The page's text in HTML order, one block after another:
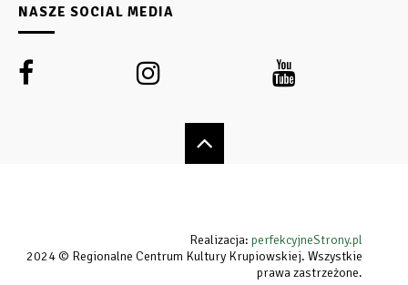
NASZE SOCIAL MEDIA
Realizacja: perfekcyjneStrony.pl
2024 © Regionalne Centrum Kultury Krupiowskiej. Wszystkie
prawa zastrzeżone.